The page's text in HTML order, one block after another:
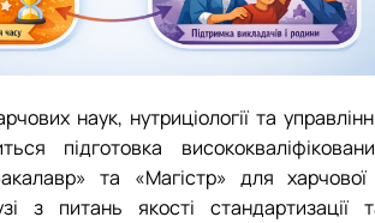
Матеріально-технічна база
Бази практичного навчання здобувачів
Інформація про акредитацію
наук, нутриціології та
підготовка
та «Магістр» для харчової
з питань якості стандартизації